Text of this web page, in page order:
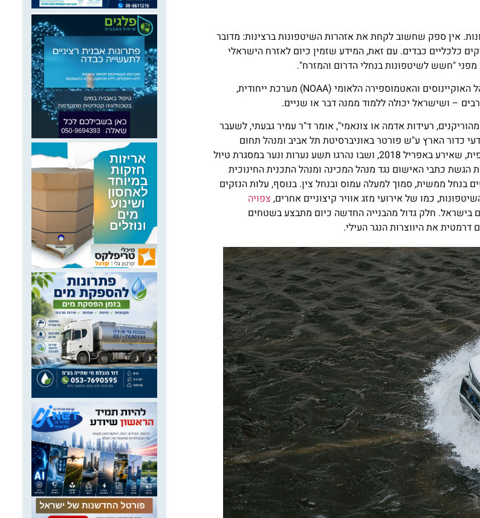
אין ספק שחשוב לקחת את אזהרות השיטפונות ברצינות: מדובר
כלכליים כבדים. עם זאת, המידע שזמין כיום לאזרח הישראלי
"חשש לשיטפונות בנחלי הדרום והמזרח".
במקומות אחרים בעולם, לעומת זאת, המצב טוב בהרבה: בארצות הברית מפעיל מינהל האוקיינוסים והאטמוספירה הלאומי (NOAA) מערכת ייחודית,
– ושישראל יכולה ללמוד ממנה דבר או שניים.
רעידות אדמה או צונאמי", אומר ד"ר עמיר גבעתי, לשעבר
כדור הארץ ע"ש פורטר באוניברסיטת תל אביב ומנהל תחום
שיטפונות בחברת ClimaCell. הדוגמה הזכורה מכולן בנושא היא כמובן אסון נחל צפית, שאירע באפריל 2018, ושבו נהרגו תשע נערות ונער במסגרת טיול
כתבי האישום נגד מנהל המכינה ומנהל התכנית החינוכית
(יום קודם ובאותו היום) נהרגו גם 3 בני אדם נוספים בנחל ממשית, סמוך למעלה עמוס ובנחל צין. בנוסף, עלות הנזקים
כמו של אירועי מזג אוויר קיצוניים אחרים, צפויה
חלק גדול מהבנייה החדשה כיום מתבצע בשטחים
את היווצרות הנגר העילי.